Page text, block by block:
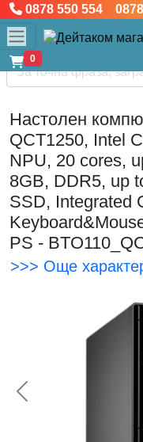
0878 550 554
0
Настолен
QCT1250, Intel
NPU, 20 cores,
8GB, DDR5, up
SSD, Integrated
PS -
>>> Още
<< Предишна